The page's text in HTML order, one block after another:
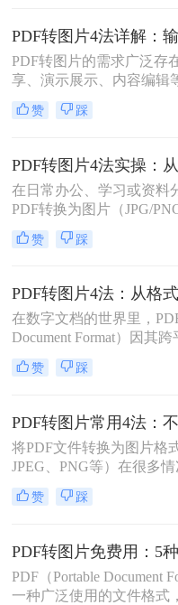
件，但如果你不想使用这
么你可以尝试以下方法。
PDF转图片的需求广泛存
享、演示展示、内容编辑
那么pdf如何转图片呢？本
平台和用户需求出发，详
赞 踩
在日常办公、学习或资料
PDF转换为图片（JPG/
十分常见。那么pdf怎么转
文将介绍多种实用方法，
赞 踩
在数字文档的世界里，
Document Format）因其
和版面保真度而备受推崇
某些情况下，将PDF文件
PNG，可能更为实用，比
文稿、社交媒体分享或整
文混排的设计中。那么pdf
片呢？本文将详细介绍将
换为图片的多种方法，帮
成这一任务。
赞 踩
将PDF文件转换为图片格
JPEG、PNG等）在很多
有用的，比如当你需要在
文档的一部分内容，或者
那么pdf如何转换成图片呢
绍几种常用的PDF转图片
赞 踩
PDF（Portable Document
一种广泛使用的文件格式